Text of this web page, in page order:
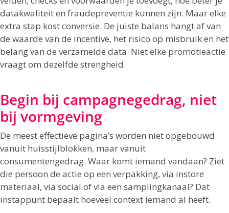
datakwaliteit en fraudepreventie kunnen zijn. Maar elke
extra stap kost conversie. De juiste balans hangt af van
de waarde van de incentive, het risico op misbruik en het
belang van de verzamelde data. Niet elke promotieactie
vraagt om dezelfde strengheid.
Begin bij campagnegedrag, niet
bij vormgeving
De meest effectieve pagina’s worden niet opgebouwd
vanuit huisstijlblokken, maar vanuit
consumentengedrag. Waar komt iemand vandaan? Ziet
die persoon de actie op een verpakking, via instore
materiaal, via social of via een samplingkanaal? Dat
instappunt bepaalt hoeveel context iemand al heeft.